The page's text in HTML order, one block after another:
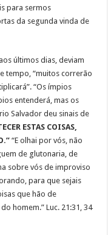
para sermos
da segunda vinda de
últimos dias, deviam
tempo, “muitos correrão
“Os ímpios
entenderá, mas os
Salvador deu sinais de
ESTAS COISAS,
“E olhai por vós, não
de glutonaria, de
sobre vós de improviso
para que sejais
que hão de
homem.” Luc. 21:31, 34